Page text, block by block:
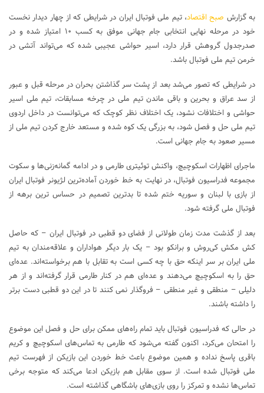
به گزارش صبح اقتصاد، تیم ملی فوتبال ایران در شرایطی که از چهار دیدار نخست
خود در مرحله نهایی انتخابی جام جهانی موفق به کسب ۱۰ امتیاز شده و در
صدرجدول گروهش قرار دارد، اسیر حواشی عجیبی شده که می‌تواند آتشی در
خرمن تیم ملی فوتبال باشد.
در شرایطی که تصور می‌شد بعد از پشت سر گذاشتن بحران در مرحله قبل و عبور
از سد عراق و بحرین و باقی ماندن تیم ملی در چرخه مسابقات، تیم ملی اسیر
حواشی و اختلافات نشود، یک اختلاف نظر کوچک که می‌توانست در داخل اردوی
تیم ملی حل و فصل شود، به بزرگی یک کوه شده و مستعد خارج کردن تیم ملی از
مسیر صعود به جام جهانی است.
ماجرای اظهارات اسکوچیچ، واکنش توئیتری طارمی و در ادامه گمانه‌زنی‌ها و سکوت
مجموعه فدراسیون فوتبال، در نهایت به خط خوردن آماده‌ترین لژیونر فوتبال ایران
از بازی با لبنان و سوریه ختم شده تا بدترین تصمیم در حساس ترین برهه از
فوتبال ملی گرفته شود.
بعد از گذشت مدت زمان طولانی از فضای دو قطبی در فوتبال ایران – که حاصل
کش مکش کی‌روش و برانکو بود – یک بار دیگر هواداران و علاقه‌مندان به تیم
ملی ایران بر سر اینکه حق با چه کسی است به تقابل با هم برخواسته‌اند. عده‌ای
حق را به اسکوچیچ می‌دهند و عده‌ای هم در کنار طارمی قرار گرفته‌اند و از هر
دلیلی – منطقی و غیر منطقی – فروگذار نمی کنند تا در این دو قطبی دست برتر
را داشته باشند.
در حالی که فدراسیون فوتبال باید تمام راه‌های ممکن برای حل و فصل این موضوع
را امتحان می‌کرد، اکنون گفته می‌شود که طارمی به تماس‌های اسکوچیچ و کریم
باقری پاسخ نداده و همین موضوع باعث خط خوردن این بازیکن از فهرست تیم
ملی فوتبال شده است. از سوی مقابل هم بازیکن ادعا می‌کند که متوجه برخی
تماس‌ها نشده و تمرکز را روی بازی‌های باشگاهی گذاشته است.